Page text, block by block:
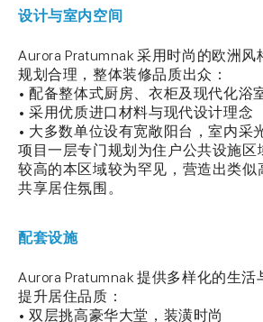
设计与室内空间
Aurora Pratumnak 采用时尚的欧洲
规划合理，整体装修品质出众：
• 配备整体式厨房、衣柜及现代化浴
• 采用优质进口材料与现代设计理念
• 大多数单位设有宽敞阳台，室内采
项目一层专门规划为住户公共设施区
较高的本区域较为罕见，营造出类似
共享居住氛围。
配套设施
Aurora Pratumnak 提供多样化的生
提升居住品质：
• 双层挑高豪华大堂，装潢时尚